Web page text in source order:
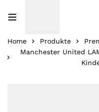
Home Produkte
Manchester United